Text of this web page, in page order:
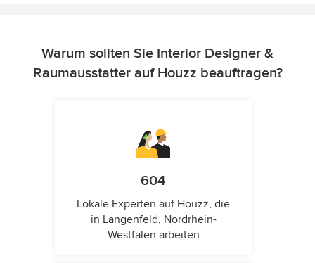
Warum sollten Sie Interior Designer &
Raumausstatter auf Houzz beauftragen?
604
Lokale Experten auf Houzz, die
in Langenfeld, Nordrhein-
Westfalen arbeiten